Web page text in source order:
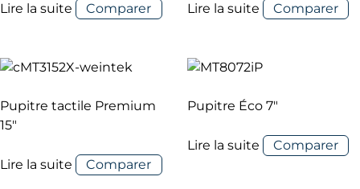
Lire la suite Comparer Lire la suite Comparer
Pupitre tactile Premium
15″
Lire la suite Comparer
Pupitre Éco 7″
Lire la suite Comparer